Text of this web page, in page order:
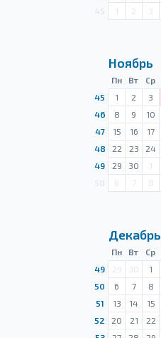
1 2 3
Ноябрь
Пн Вт Ср
45
1 2 3
46
8 9 10
47
15 16 17
48
22 23 24
49
29 30 1
6 7 8
Декабрь
Пн Вт Ср
49
29 30 1
50
6 7 8
51
13 14 15
52
20 21 22